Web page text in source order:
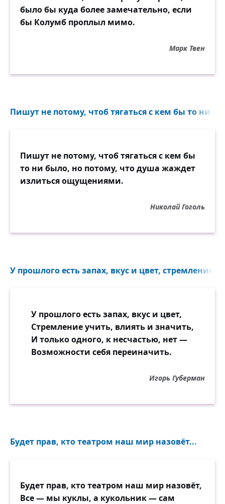
было бы куда более замечательно, если
бы Колумб проплыл мимо.
Марк Твен
Пишут не потому, чтоб тягаться с кем бы то ни
Пишут не потому, чтоб тягаться с кем бы
то ни было, но потому, что душа жаждет
излиться ощущениями.
Николай Гоголь
У прошлого есть запах, вкус и цвет, стремление
У прошлого есть запах, вкус и цвет,
Стремление учить, влиять и значить,
И только одного, к несчастью, нет —
Возможности себя переиначить.
Игорь Губерман
Будет прав, кто театром наш мир назовёт...
Будет прав, кто театром наш мир назовёт,
Все — мы куклы, а кукольник — сам